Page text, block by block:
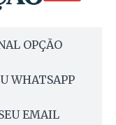
OPÇÃO
WHATSAPP
EMAIL